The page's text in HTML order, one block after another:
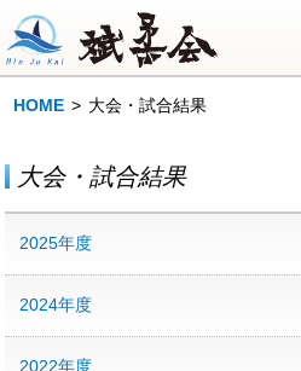
HOME 大会・試合結果
大会・試合結果
2025年度
2024年度
2022年度